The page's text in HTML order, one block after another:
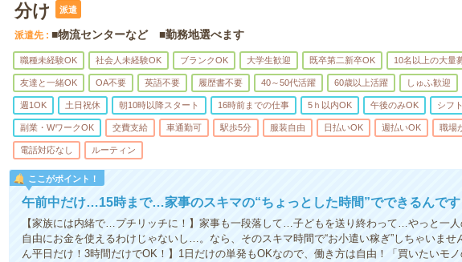
分け
派遣
派遣先 ■物流センターなど ■勤務地選べます
職種未経験OK 社会人未経験OK ブランクOK 大学生歓迎 既卒第二新卒OK 10名以上の大量
友達と一緒OK OA不要 英語不要 履歴書不要 40～50代活躍 60歳以上活躍 しゅふ歓迎
週1OK 土日祝休 朝10時以降スタート 16時前までの仕事 5ｈ以内OK 午後のみOK シフト
副業・WワークOK 交費支給 車通勤可 駅歩5分 服装自由 日払いOK 週払いOK 職場
電話対応なし ルーティン
ここがポイント！
午前中だけ…15時まで…家事のスキマの“ちょっとした時間”でできるんです
【家族には内緒で…プチリッチに！】家事も一段落して…子どもを送り終わって…やっと一人
自由にお金を使えるわけじゃないし…。なら、そのスキマ時間で“お小遣い稼ぎ”しちゃいませ
ん平日だけ！3時間だけでOK！】1日だけの単発もOKなので、働き方は自由！「買いたいモ